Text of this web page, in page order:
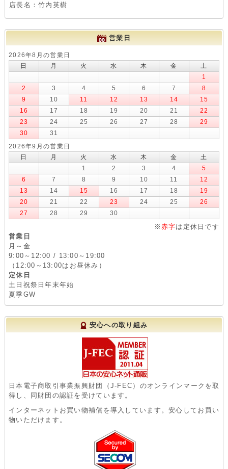
店長名：竹内英樹
営業日
2026年8月の営業日
日
月 火 水 木 金
土
1
2
3 4 5 6 7
8
9
10 11 12 13 14
15
16
17 18 19 20 21
22
23
24 25 26 27 28
29
30
31
2026年9月の営業日
日
月 火 水 木 金
土
1
2 3 4
5
6
7 8 9 10 11
12
13
14 15 16 17 18
19
20
21 22 23 24 25
26
27
28 29 30
※ 赤字は定休日です
営業日
月～金
9:00～12:00 / 13:00～19:00
（12:00～13:00はお昼休み）
定休日
土日祝祭日年末年始
夏季GW
安心への取り組み
日本電子商取引事業振興財団（J-FEC）のオンラインマークを取
得し、同財団の認証を受けています。
インターネットお買い物補償を導入しています。安心してお買い
物いただけます。